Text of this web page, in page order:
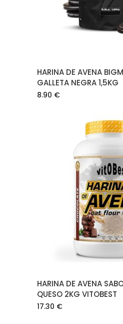
HARINA DE AVENA
GALLETA NEGRA 1,5KG
8.90 €
AÑADIR AL
HARINA DE AVENA
QUESO 2KG VITOBEST
17.30 €